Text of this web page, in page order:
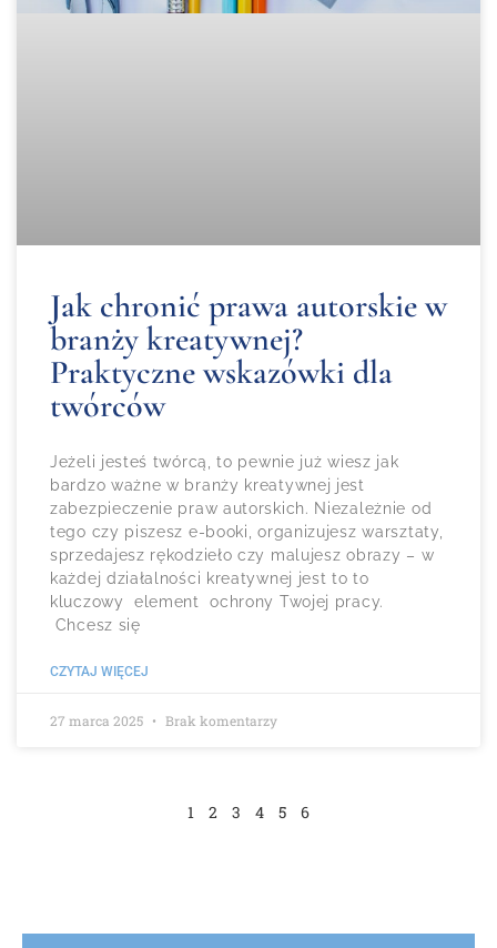
Jak chronić prawa autorskie w
branży kreatywnej?
Praktyczne wskazówki dla
twórców
Jeżeli jesteś twórcą, to pewnie już wiesz jak
bardzo ważne w branży kreatywnej jest
zabezpieczenie praw autorskich. Niezależnie od
tego czy piszesz e-booki, organizujesz warsztaty,
sprzedajesz rękodzieło czy malujesz obrazy – w
każdej działalności kreatywnej jest to to
kluczowy element ochrony Twojej pracy.
Chcesz się
CZYTAJ WIĘCEJ
27 marca 2025 Brak komentarzy
1 2 3 4 5 6